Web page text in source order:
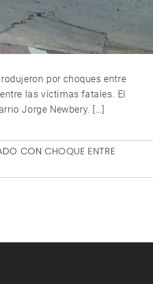
por choques entre
las víctimas fatales. El
Jorge Newbery. […]
CONCHOQUE ENTRE